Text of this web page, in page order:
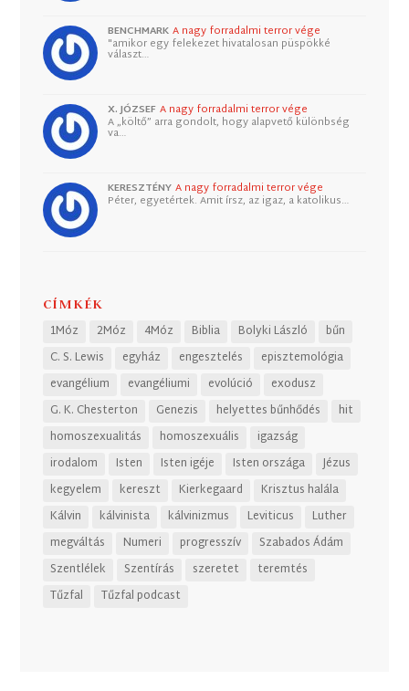
BENCHMARK A nagy forradalmi terror vége
"amikor egy felekezet hivatalosan püspökké
választ…
X. JÓZSEF A nagy forradalmi terror vége
A „költő” arra gondolt, hogy alapvető különbség
va…
KERESZTÉNY A nagy forradalmi terror vége
Péter, egyetértek. Amit írsz, az igaz, a katolikus…
CÍMKÉK
1Móz 2Móz 4Móz Biblia Bolyki László
bűn
C. S. Lewis
egyház engesztelés
episztemológia
evangélium
evangéliumi evolúció
exodusz
G. K. Chesterton
Genezis helyettes bűnhődés
hit
homoszexualitás
homoszexuális
igazság
irodalom
Isten Isten igéje Isten országa
Jézus
kegyelem
kereszt Kierkegaard
Krisztus halála
Kálvin
kálvinista kálvinizmus Leviticus
Luther
megváltás
Numeri progresszív
Szabados Ádám
Szentlélek
Szentírás szeretet
teremtés
Tűzfal
Tűzfal podcast